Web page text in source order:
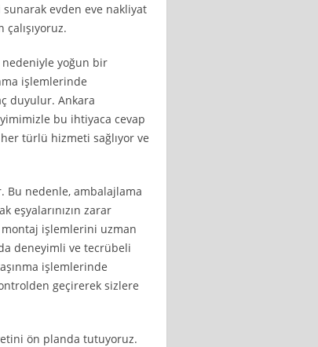
evden eve nakliyat
nedeniyle yoğun bir
işlemlerinde
duyulur. Ankara
bu ihtiyaca cevap
türlü hizmeti sağlıyor ve
Bu nedenle, ambalajlama
eşyalarınızın zarar
montaj işlemlerini uzman
deneyimli ve tecrübeli
işlemlerinde
geçirerek sizlere
ön planda tutuyoruz.